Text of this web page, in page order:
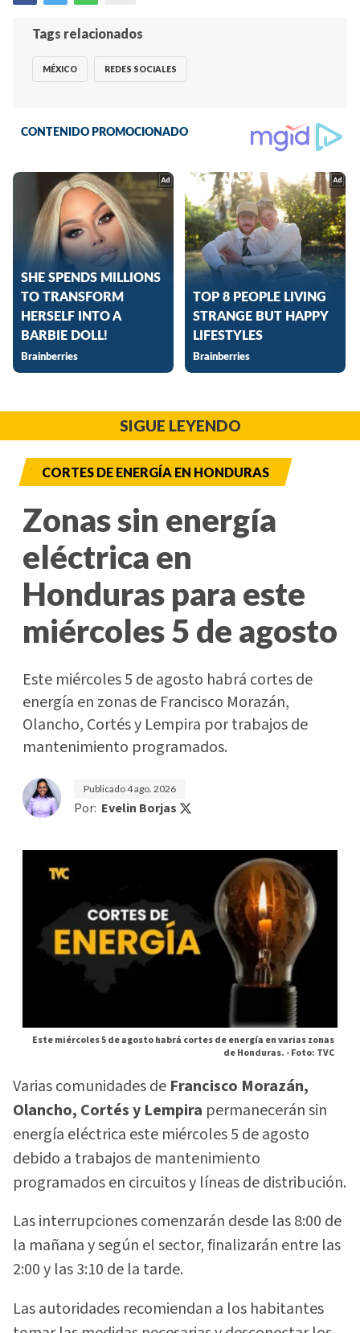
Tags relacionados
MÉXICO REDES SOCIALES
SIGUE LEYENDO
CORTES DE ENERGÍA EN HONDURAS
Zonas sin energía
eléctrica en
Honduras para este
miércoles 5 de agosto
Este miércoles 5 de agosto habrá cortes de
energía en zonas de Francisco Morazán,
Olancho, Cortés y Lempira por trabajos de
mantenimiento programados.
Publicado4 ago. 2026
Por: Evelin Borjas
Este miércoles 5 de agosto habrá cortes de energía en varias zonas
de Honduras. -Foto: TVC
Varias comunidades de Francisco Morazán,
Olancho, Cortés y Lempira permanecerán sin
energía eléctrica este miércoles 5 de agosto
debido a trabajos de mantenimiento
programados en circuitos y líneas de distribución.
Las interrupciones comenzarán desde las 8:00 de
la mañana y según el sector, finalizarán entre las
2:00 y las 3:10 de la tarde.
Las autoridades recomiendan a los habitantes